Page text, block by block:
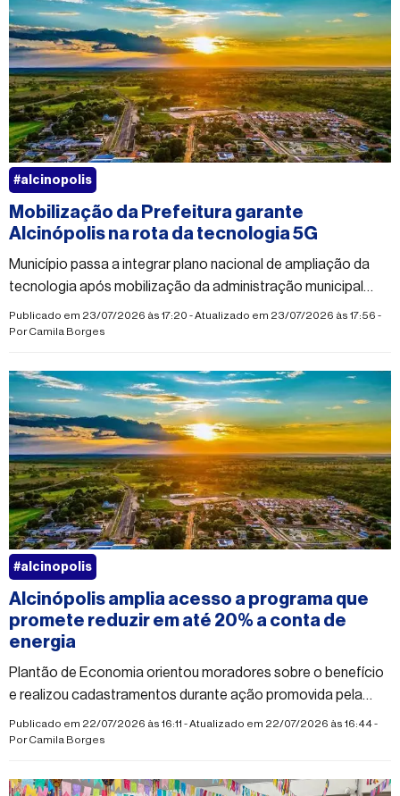
Mobilização da Prefeitura garante
Alcinópolis na rota da tecnologia 5G
Município passa a integrar plano nacional de ampliação da
tecnologia após mobilização da administração municipal
para denunciar falhas na telefonia móvel
Publicado em 23/07/2026 às 17:20 - Atualizado em 23/07/2026 às 17:56 -
PorCamila Borges
#alcinopolis
Alcinópolis amplia acesso a programa que
promete reduzir em até 20% a conta de
energia
Plantão de Economia orientou moradores sobre o benefício
e realizou cadastramentos durante ação promovida pela
Prefeitura em parceria com instituições
Publicado em 22/07/2026 às 16:11 - Atualizado em 22/07/2026 às 16:44 -
PorCamila Borges
#alcinopolis